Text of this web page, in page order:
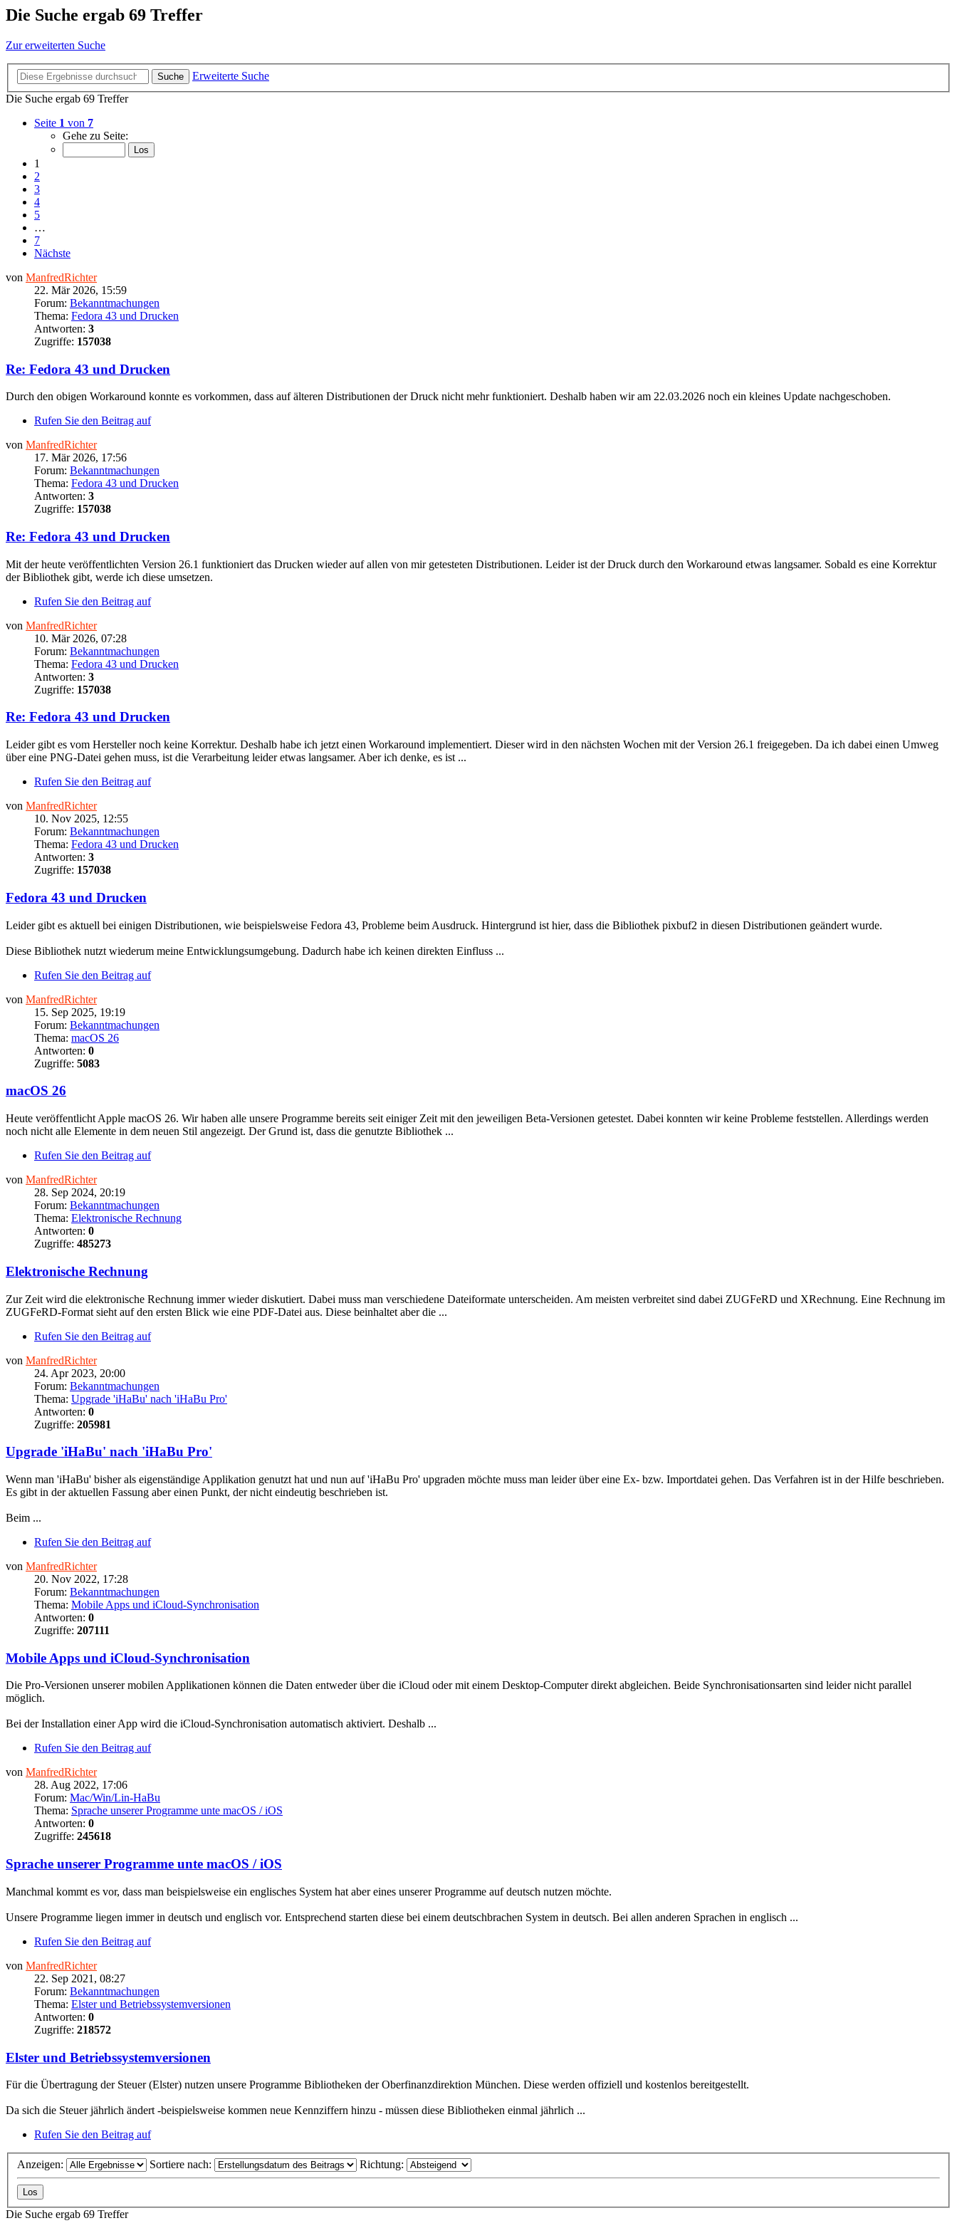
Die Suche ergab 69 Treffer
Zur erweiterten Suche
Suche
Erweiterte Suche
Die Suche ergab 69 Treffer
Seite 1 von 7
Gehe zu Seite:
1
2
3
4
5
…
7
Nächste
von ManfredRichter
22. Mär 2026, 15:59
Forum: Bekanntmachungen
Thema: Fedora 43 und Drucken
Antworten: 3
Zugriffe: 157038
Re: Fedora 43 und Drucken
Durch den obigen Workaround konnte es vorkommen, dass auf älteren Distributionen der Druck nicht mehr funktioniert. Deshalb haben wir am 22.03.2026 noch ein kleines Update nachgeschoben.
Rufen Sie den Beitrag auf
von ManfredRichter
17. Mär 2026, 17:56
Forum: Bekanntmachungen
Thema: Fedora 43 und Drucken
Antworten: 3
Zugriffe: 157038
Re: Fedora 43 und Drucken
Mit der heute veröffentlichten Version 26.1 funktioniert das Drucken wieder auf allen von mir getesteten Distributionen. Leider ist der Druck durch den Workaround etwas langsamer. Sobald es eine Korrektur
der Bibliothek gibt, werde ich diese umsetzen.
Rufen Sie den Beitrag auf
von ManfredRichter
10. Mär 2026, 07:28
Forum: Bekanntmachungen
Thema: Fedora 43 und Drucken
Antworten: 3
Zugriffe: 157038
Re: Fedora 43 und Drucken
Leider gibt es vom Hersteller noch keine Korrektur. Deshalb habe ich jetzt einen Workaround implementiert. Dieser wird in den nächsten Wochen mit der Version 26.1 freigegeben. Da ich dabei einen Umweg
über eine PNG-Datei gehen muss, ist die Verarbeitung leider etwas langsamer. Aber ich denke, es ist ...
Rufen Sie den Beitrag auf
von ManfredRichter
10. Nov 2025, 12:55
Forum: Bekanntmachungen
Thema: Fedora 43 und Drucken
Antworten: 3
Zugriffe: 157038
Fedora 43 und Drucken
Leider gibt es aktuell bei einigen Distributionen, wie beispielsweise Fedora 43, Probleme beim Ausdruck. Hintergrund ist hier, dass die Bibliothek pixbuf2 in diesen Distributionen geändert wurde.
Diese Bibliothek nutzt wiederum meine Entwicklungsumgebung. Dadurch habe ich keinen direkten Einfluss ...
Rufen Sie den Beitrag auf
von ManfredRichter
15. Sep 2025, 19:19
Forum: Bekanntmachungen
Thema: macOS 26
Antworten: 0
Zugriffe: 5083
macOS 26
Heute veröffentlicht Apple macOS 26. Wir haben alle unsere Programme bereits seit einiger Zeit mit den jeweiligen Beta-Versionen getestet. Dabei konnten wir keine Probleme feststellen. Allerdings werden
noch nicht alle Elemente in dem neuen Stil angezeigt. Der Grund ist, dass die genutzte Bibliothek ...
Rufen Sie den Beitrag auf
von ManfredRichter
28. Sep 2024, 20:19
Forum: Bekanntmachungen
Thema: Elektronische Rechnung
Antworten: 0
Zugriffe: 485273
Elektronische Rechnung
Zur Zeit wird die elektronische Rechnung immer wieder diskutiert. Dabei muss man verschiedene Dateiformate unterscheiden. Am meisten verbreitet sind dabei ZUGFeRD und XRechnung. Eine Rechnung im
ZUGFeRD-Format sieht auf den ersten Blick wie eine PDF-Datei aus. Diese beinhaltet aber die ...
Rufen Sie den Beitrag auf
von ManfredRichter
24. Apr 2023, 20:00
Forum: Bekanntmachungen
Thema: Upgrade 'iHaBu' nach 'iHaBu Pro'
Antworten: 0
Zugriffe: 205981
Upgrade 'iHaBu' nach 'iHaBu Pro'
Wenn man 'iHaBu' bisher als eigenständige Applikation genutzt hat und nun auf 'iHaBu Pro' upgraden möchte muss man leider über eine Ex- bzw. Importdatei gehen. Das Verfahren ist in der Hilfe beschrieben.
Es gibt in der aktuellen Fassung aber einen Punkt, der nicht eindeutig beschrieben ist.
Beim ...
Rufen Sie den Beitrag auf
von ManfredRichter
20. Nov 2022, 17:28
Forum: Bekanntmachungen
Thema: Mobile Apps und iCloud-Synchronisation
Antworten: 0
Zugriffe: 207111
Mobile Apps und iCloud-Synchronisation
Die Pro-Versionen unserer mobilen Applikationen können die Daten entweder über die iCloud oder mit einem Desktop-Computer direkt abgleichen. Beide Synchronisationsarten sind leider nicht parallel
möglich.
Bei der Installation einer App wird die iCloud-Synchronisation automatisch aktiviert. Deshalb ...
Rufen Sie den Beitrag auf
von ManfredRichter
28. Aug 2022, 17:06
Forum: Mac/Win/Lin-HaBu
Thema: Sprache unserer Programme unte macOS / iOS
Antworten: 0
Zugriffe: 245618
Sprache unserer Programme unte macOS / iOS
Manchmal kommt es vor, dass man beispielsweise ein englisches System hat aber eines unserer Programme auf deutsch nutzen möchte.
Unsere Programme liegen immer in deutsch und englisch vor. Entsprechend starten diese bei einem deutschbrachen System in deutsch. Bei allen anderen Sprachen in englisch ...
Rufen Sie den Beitrag auf
von ManfredRichter
22. Sep 2021, 08:27
Forum: Bekanntmachungen
Thema: Elster und Betriebssystemversionen
Antworten: 0
Zugriffe: 218572
Elster und Betriebssystemversionen
Für die Übertragung der Steuer (Elster) nutzen unsere Programme Bibliotheken der Oberfinanzdirektion München. Diese werden offiziell und kostenlos bereitgestellt.
Da sich die Steuer jährlich ändert -beispielsweise kommen neue Kennziffern hinzu - müssen diese Bibliotheken einmal jährlich ...
Rufen Sie den Beitrag auf
Anzeigen: Sortiere nach: Richtung:
Die Suche ergab 69 Treffer